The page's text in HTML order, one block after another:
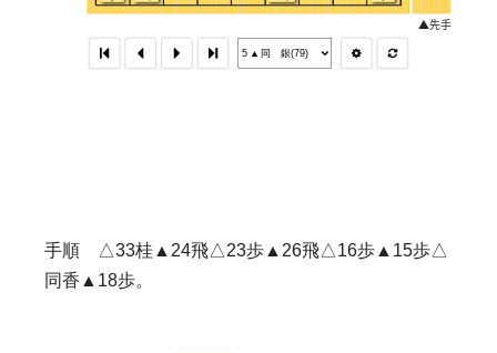
手順 △33桂▲24飛△23歩▲26飛△16歩▲15歩△
同香▲18歩。